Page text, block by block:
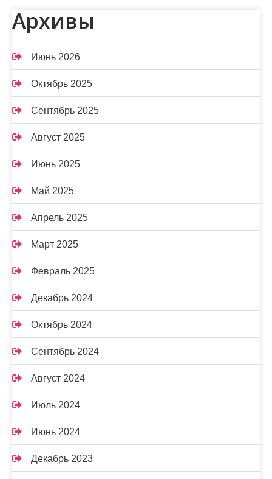
Архивы
Июнь 2026
Октябрь 2025
Сентябрь 2025
Август 2025
Июнь 2025
Май 2025
Апрель 2025
Март 2025
Февраль 2025
Декабрь 2024
Октябрь 2024
Сентябрь 2024
Август 2024
Июль 2024
Июнь 2024
Декабрь 2023